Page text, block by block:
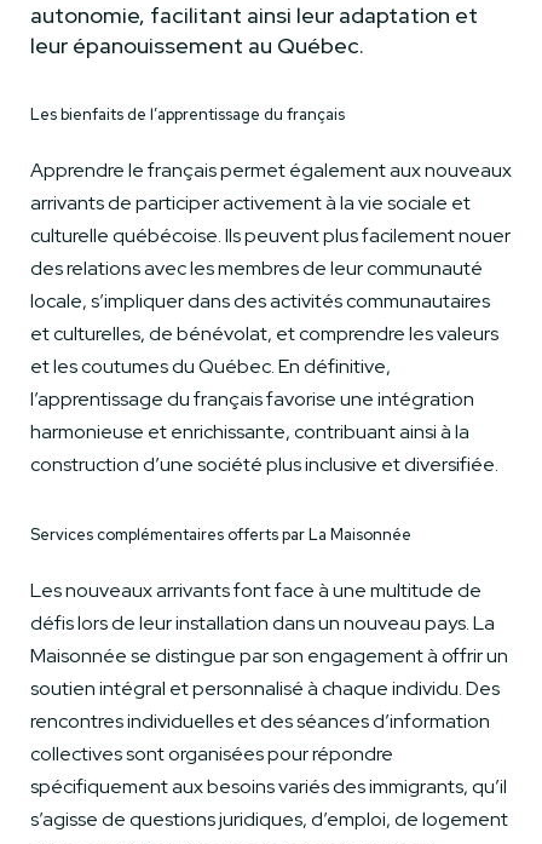
autonomie, facilitant ainsi leur adaptation et
leur épanouissement au Québec.
Les bienfaits de l’apprentissage du français
Apprendre le français permet également aux nouveaux
arrivants de participer activement à la vie sociale et
culturelle québécoise. Ils peuvent plus facilement nouer
des relations avec les membres de leur communauté
locale, s’impliquer dans des activités communautaires
et culturelles, de bénévolat, et comprendre les valeurs
et les coutumes du Québec. En définitive,
l’apprentissage du français favorise une intégration
harmonieuse et enrichissante, contribuant ainsi à la
construction d’une société plus inclusive et diversifiée.
Services complémentaires offerts par La Maisonnée
Les nouveaux arrivants font face à une multitude de
défis lors de leur installation dans un nouveau pays. La
Maisonnée se distingue par son engagement à offrir un
soutien intégral et personnalisé à chaque individu. Des
rencontres individuelles et des séances d’information
collectives sont organisées pour répondre
spécifiquement aux besoins variés des immigrants, qu’il
s’agisse de questions juridiques, d’emploi, de logement